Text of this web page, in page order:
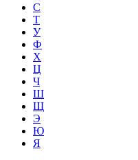
С
Т
У
Ф
Х
Ц
Ч
Ш
Щ
Э
Ю
Я